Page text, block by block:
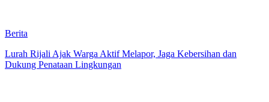
Berita
Lurah Rijali Ajak Warga Aktif Melapor, Jaga Kebersihan dan
Dukung Penataan Lingkungan